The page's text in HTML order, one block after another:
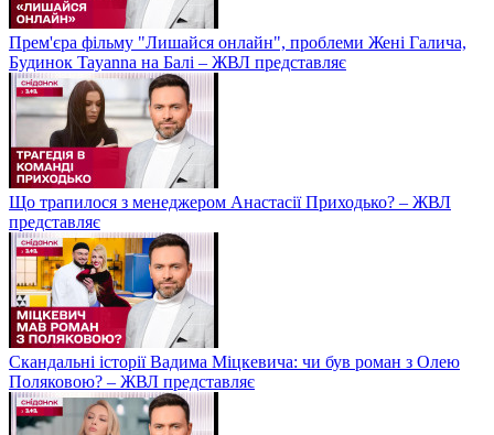
Прем'єра фільму "Лишайся онлайн", проблеми Жені Галича,
Будинок Tayanna на Балі – ЖВЛ представляє
Що трапилося з менеджером Анастасії Приходько? – ЖВЛ
представляє
Скандальні історії Вадима Міцкевича: чи був роман з Олею
Поляковою? – ЖВЛ представляє